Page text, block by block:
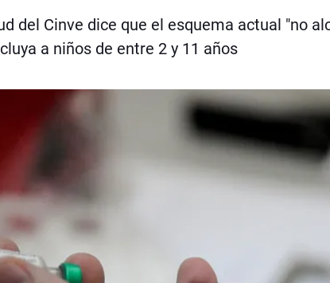
del Cinve dice que el esquema actual "no
a niños de entre 2 y 11 años